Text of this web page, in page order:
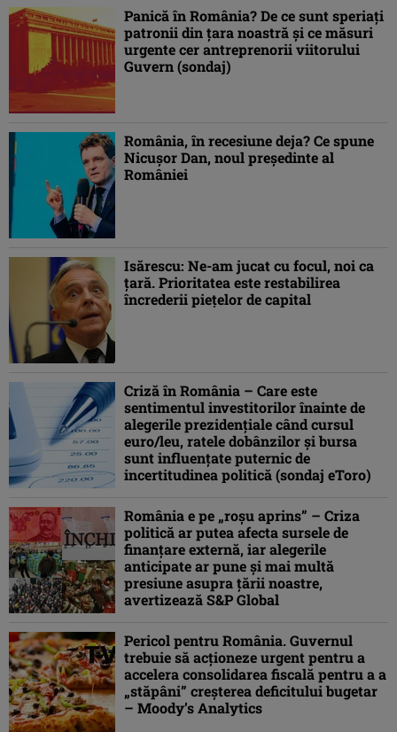
Panică în România? De ce sunt speriaţi
patronii din ţara noastră şi ce măsuri
urgente cer antreprenorii viitorului
Guvern (sondaj)
România, în recesiune deja? Ce spune
Nicușor Dan, noul preşedinte al
României
Isărescu: Ne-am jucat cu focul, noi ca
ţară. Prioritatea este restabilirea
încrederii piețelor de capital
Criză în România – Care este
sentimentul investitorilor înainte de
alegerile prezidenţiale când cursul
euro/leu, ratele dobânzilor şi bursa
sunt influenţate puternic de
incertitudinea politică (sondaj eToro)
România e pe „roşu aprins” – Criza
politică ar putea afecta sursele de
finanţare externă, iar alegerile
anticipate ar pune şi mai multă
presiune asupra ţării noastre,
avertizează S&P Global
Pericol pentru România. Guvernul
trebuie să acţioneze urgent pentru a
accelera consolidarea fiscală pentru a a
„stăpâni” creșterea deficitului bugetar
– Moody’s Analytics